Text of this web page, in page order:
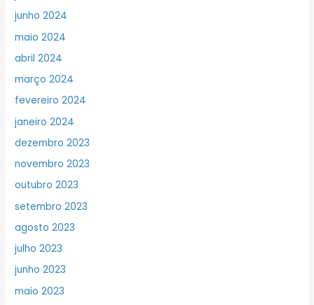
junho 2024
maio 2024
abril 2024
março 2024
fevereiro 2024
janeiro 2024
dezembro 2023
novembro 2023
outubro 2023
setembro 2023
agosto 2023
julho 2023
junho 2023
maio 2023